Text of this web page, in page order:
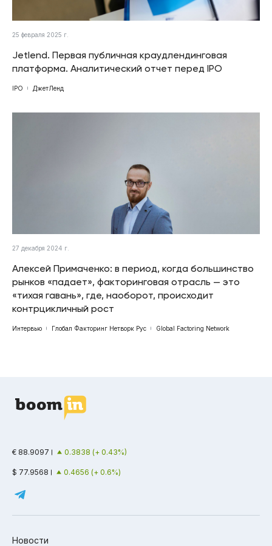
25 февраля 2025 г.
Jetlend. Первая публичная краудлендинговая
платформа. Аналитический отчет перед IPO
IPO ДжетЛенд
27 декабря 2024 г.
Алексей Примаченко: в период, когда большинство
рынков «падает», факторинговая отрасль — это
«тихая гавань», где, наоборот, происходит
контрцикличный рост
Интервью Глобал Факторинг Нетворк Рус Global Factoring Network
€ 88.9097 0.3838 (+ 0.43%)
$ 77.9568 0.4656 (+ 0.6%)
Новости